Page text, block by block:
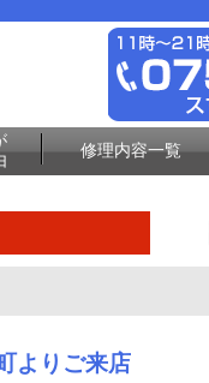
修理内容一覧
よりご来店